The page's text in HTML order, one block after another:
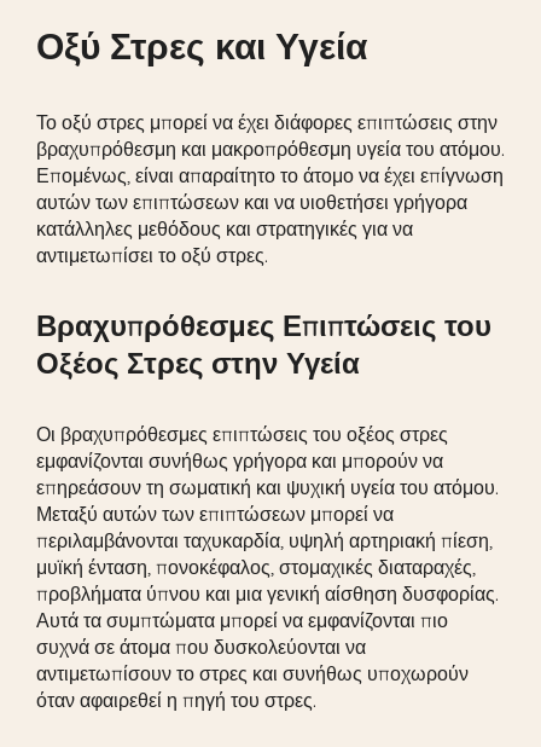
Οξύ Στρες και Υγεία
Το οξύ στρες μπορεί να έχει διάφορες επιπτώσεις στην
βραχυπρόθεσμη και μακροπρόθεσμη υγεία του ατόμου.
Επομένως, είναι απαραίτητο το άτομο να έχει επίγνωση
αυτών των επιπτώσεων και να υιοθετήσει γρήγορα
κατάλληλες μεθόδους και στρατηγικές για να
αντιμετωπίσει το οξύ στρες.
Βραχυπρόθεσμες Επιπτώσεις του
Οξέος Στρες στην Υγεία
Οι βραχυπρόθεσμες επιπτώσεις του οξέος στρες
εμφανίζονται συνήθως γρήγορα και μπορούν να
επηρεάσουν τη σωματική και ψυχική υγεία του ατόμου.
Μεταξύ αυτών των επιπτώσεων μπορεί να
περιλαμβάνονται ταχυκαρδία, υψηλή αρτηριακή πίεση,
μυϊκή ένταση, πονοκέφαλος, στομαχικές διαταραχές,
προβλήματα ύπνου και μια γενική αίσθηση δυσφορίας.
Αυτά τα συμπτώματα μπορεί να εμφανίζονται πιο
συχνά σε άτομα που δυσκολεύονται να
αντιμετωπίσουν το στρες και συνήθως υποχωρούν
όταν αφαιρεθεί η πηγή του στρες.